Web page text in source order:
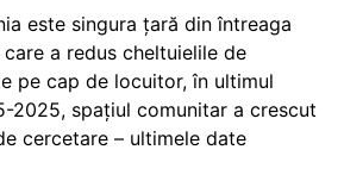
este singura țară din întreaga
care a redus cheltuielile de
pe cap de locuitor, în ultimul
2025, spațiul comunitar a crescut
cercetare – ultimele date